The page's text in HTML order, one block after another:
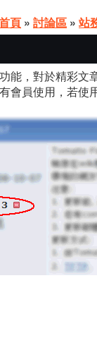
頁 » 討論區 » 站
能，對於精彩文
會員使用，若使